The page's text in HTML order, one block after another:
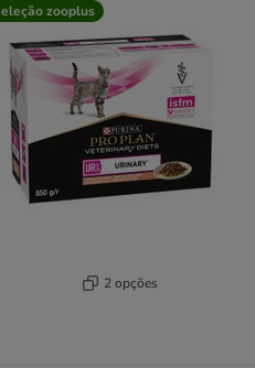
zooplus
2 opções